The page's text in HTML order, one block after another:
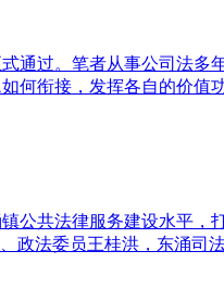
通过。笔者从事公司法
衔接，发挥各自的价值
共法律服务建设水平，
政法委员王桂洪，东涌司